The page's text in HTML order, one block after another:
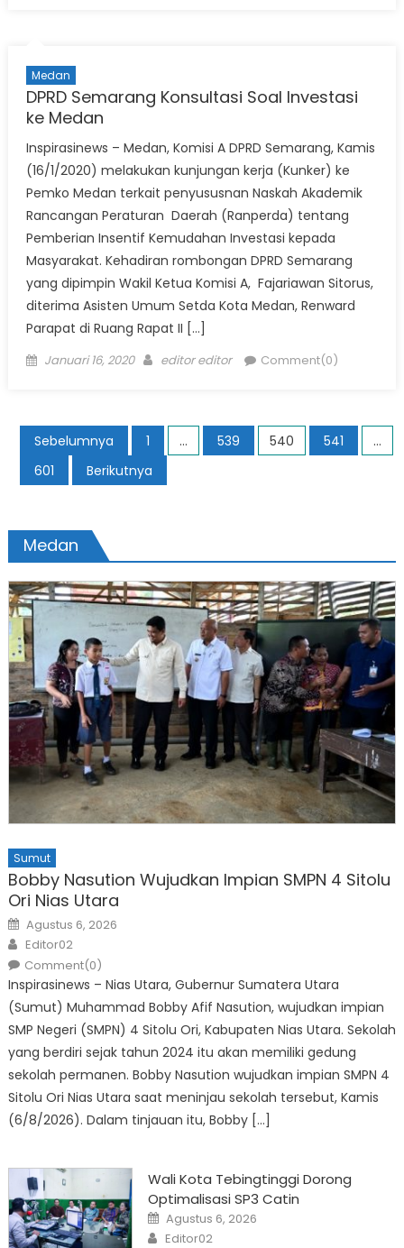
Medan
DPRD Semarang Konsultasi Soal Investasi
ke Medan
Inspirasinews – Medan, Komisi A DPRD Semarang, Kamis
(16/1/2020) melakukan kunjungan kerja (Kunker) ke
Pemko Medan terkait penyususnan Naskah Akademik
Rancangan Peraturan Daerah (Ranperda) tentang
Pemberian Insentif Kemudahan Investasi kepada
Masyarakat. Kehadiran rombongan DPRD Semarang
yang dipimpin Wakil Ketua Komisi A, Fajariawan Sitorus,
diterima Asisten Umum Setda Kota Medan, Renward
Parapat di Ruang Rapat II […]
Posted
Januari 16, 2020 Author
editor editor Comment(0)
Paginasi
pos
Sebelumnya 1 … 539 540 541
…
601
Berikutnya
Medan
Sumut
Bobby Nasution Wujudkan Impian SMPN 4 Sitolu
Ori Nias Utara
Posted
on
Agustus 6, 2026
Author
Editor02
Comment(0)
Inspirasinews – Nias Utara, Gubernur Sumatera Utara
(Sumut) Muhammad Bobby Afif Nasution, wujudkan impian
SMP Negeri (SMPN) 4 Sitolu Ori, Kabupaten Nias Utara. Sekolah
yang berdiri sejak tahun 2024 itu akan memiliki gedung
sekolah permanen. Bobby Nasution wujudkan impian SMPN 4
Sitolu Ori Nias Utara saat meninjau sekolah tersebut, Kamis
(6/8/2026). Dalam tinjauan itu, Bobby […]
Wali Kota Tebingtinggi Dorong
Optimalisasi SP3 Catin
Posted
on
Agustus 6, 2026
Author
Editor02